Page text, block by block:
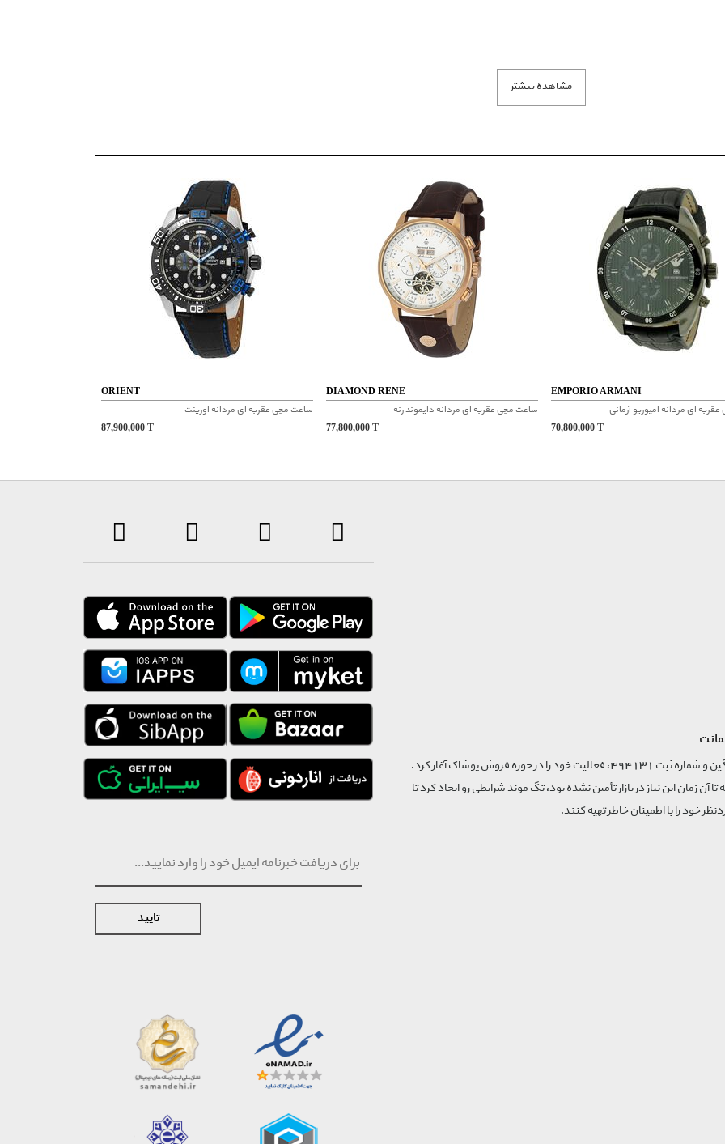
مشاهده بیشتر
ORIENT
ساعت مچی عقربه ای مردانه اورینت
87,900,000 T
DIAMOND RENE
ساعت مچی عقربه ای مردانه دایموند رنه
77,800,000 T
EMPORIO ARMANI
ای مردانه امپوریو آرمانی
70,800,000 T
تایید
فروشگاه تگ موند از سال 1395 با نام ثبتی گسترش و نوآوری تگین و شماره ثبت 494131، فعالیت خود را در حوزه فروش پوشاک آغاز کرد.
تا آن زمان این نیاز در بازار تأمین نشده بود، تگ موند شرایطی رو ایجاد کرد تا
خود را با اطمینان خاطر تهیه کنند.